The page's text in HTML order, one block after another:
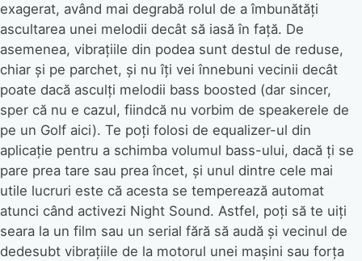
exagerat, având mai degrabă rolul de a îmbunătăți
ascultarea unei melodii decât să iasă în față. De
asemenea, vibrațiile din podea sunt destul de reduse,
chiar și pe parchet, și nu îți vei înnebuni vecinii decât
poate dacă asculți melodii bass boosted (dar sincer,
sper că nu e cazul, fiindcă nu vorbim de speakerele de
pe un Golf aici). Te poți folosi de equalizer-ul din
aplicație pentru a schimba volumul bass-ului, dacă ți se
pare prea tare sau prea încet, și unul dintre cele mai
utile lucruri este că acesta se temperează automat
atunci când activezi Night Sound. Astfel, poți să te uiți
seara la un film sau un serial fără să audă și vecinul de
dedesubt vibrațiile de la motorul unei mașini sau forța